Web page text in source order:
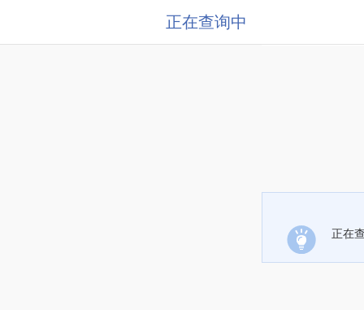
正在查询中
正在